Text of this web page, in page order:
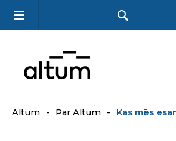
Altum - Par Altum - Kas mēs